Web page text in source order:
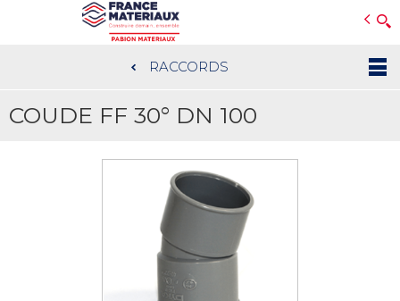
au
contenu
RACCORDS
COUDE FF 30° DN 100